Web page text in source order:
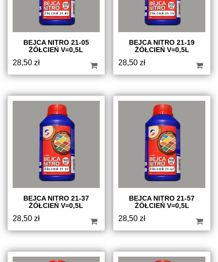
BEJCA NITRO 21-05
ŻÓŁCIEŃ V=0,5L
28,50 zł
BEJCA NITRO 21-19
ŻÓŁCIEŃ V=0,5L
28,50zł
BEJCA NITRO 21-37
ŻÓŁCIEŃ V=0,5L
28,50 zł
BEJCA NITRO 21-57
ŻÓŁCIEŃ V=0,5L
28,50zł